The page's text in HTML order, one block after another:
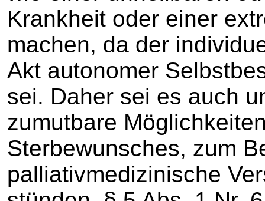
Krankheit oder einer
machen, da der
Akt autonomer
sei. Daher sei es auch
zumutbare
Sterbewunsches, zum
palliativmedizinische